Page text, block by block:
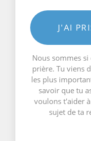
J'AI
Nous sommes
prière. Tu viens
les plus
savoir que tu
voulons t'aider
sujet de ta